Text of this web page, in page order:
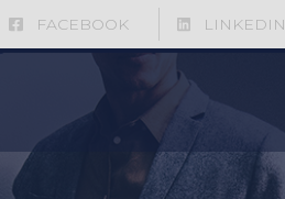
FACEBOOK LINKEDIN